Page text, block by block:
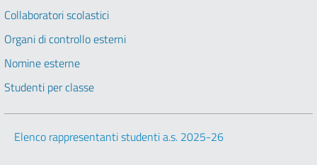
Collaboratori scolastici
Organi di controllo esterni
Nomine esterne
Studenti per classe
Elenco rappresentanti studenti a.s. 2025-26